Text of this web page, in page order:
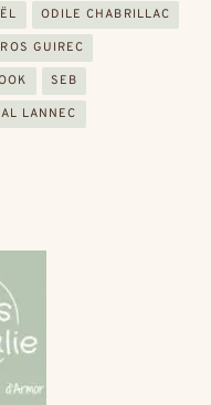
ODILE CHABRILLAC
GUIREC
SEB
LANNEC